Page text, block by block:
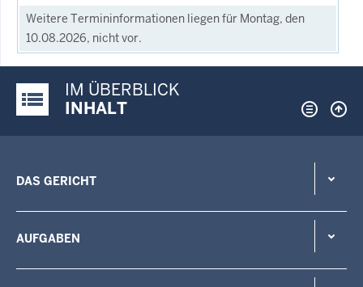
Weitere Termininformationen liegen für Montag, den
10.08.2026, nicht vor.
Justiz-Portal im Überblick:
IM ÜBERBLICK
INHALT
DAS GERICHT
AUFGABEN